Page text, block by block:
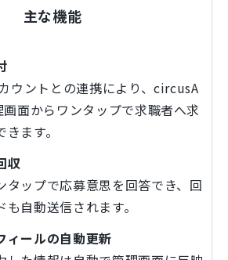
主な機能
ウントとの連携により、circusA
面からワンタップで求職者へ求
ます。
収
タップで応募意思を回答でき、回
も自動送信されます。
ィールの自動更新